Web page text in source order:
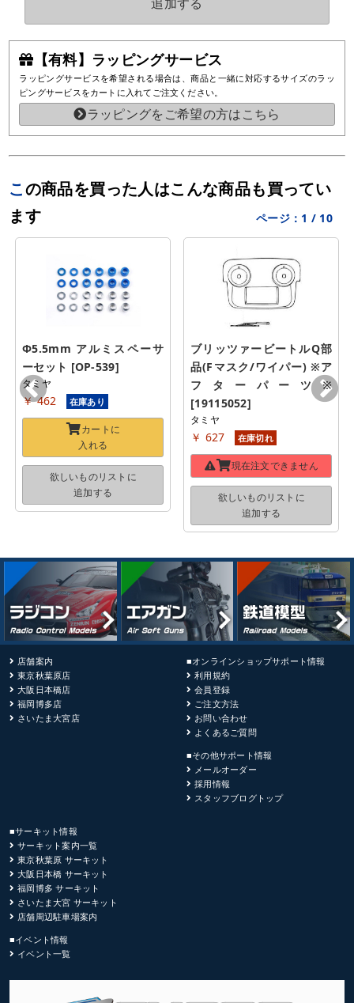
【有料】ラッピングサービス
ラッピングサービスを希望される場合は、商品と一緒に対応するサイズのラッ
ピングサービスをカートに入れてご注文ください。
ラッピングをご希望の方はこちら
この商品を買った人はこんな商品も買ってい
ます
ページ： 1 / 10
Φ5.5mm アルミスペーサ
ーセット [OP-539]
タミヤ
￥ 462 在庫あり
カートに
入れる
欲しいものリストに
追加する
ブリッツァービートルQ部
品(Fマスク/ワイパー) ※ア
フターパーツ※
[19115052]
タミヤ
￥ 627 在庫切れ
現在注文できません
欲しいものリストに
追加する
店舗案内
東京秋葉原店
大阪日本橋店
福岡博多店
さいたま大宮店
■オンラインショップサポート情報
利用規約
会員登録
ご注文方法
お問い合わせ
よくあるご質問
■その他サポート情報
メールオーダー
採用情報
スタッフブログトップ
■サーキット情報
サーキット案内一覧
東京秋葉原 サーキット
大阪日本橋 サーキット
福岡博多 サーキット
さいたま大宮 サーキット
店舗周辺駐車場案内
■イベント情報
イベント一覧